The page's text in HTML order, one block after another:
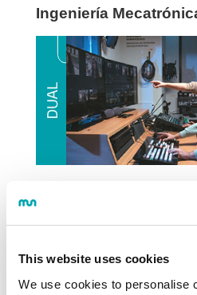
This website uses cookies
We use cookies to personalise
Ingeniería